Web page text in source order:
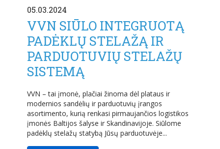
05.03.2024
VVN SIŪLO INTEGRUOTĄ
PADĖKLŲ STELAŽĄ IR
PARDUOTUVIŲ STELAŽŲ
SISTEMĄ
VVN – tai įmonė, plačiai žinoma dėl plataus ir
modernios sandėlių ir parduotuvių įrangos
asortimento, kurią renkasi pirmaujančios logistikos
įmonės Baltijos šalyse ir Skandinavijoje. Siūlome
padėklų stelažų statybą Jūsų parduotuvėje...